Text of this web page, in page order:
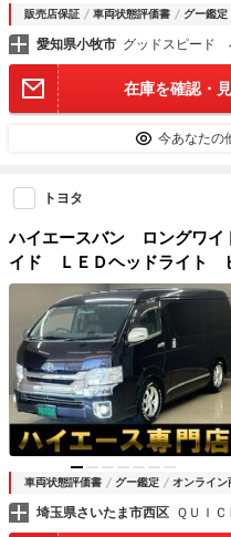
販売店保証 車両状態評価書 グー鑑定
愛知県小牧市 グッドスピード
在庫を確認・
今あなたの
トヨタ
ハイエースバン ロングワイ
イド ＬＥＤヘッドライト
社外１６アルミ ローダウ
ックカメラ ドラレコ Ａ
ド ＵＳＢ ＥＴＣ
車両状態評価書 グー鑑定 オンライン
埼玉県さいたま市西区